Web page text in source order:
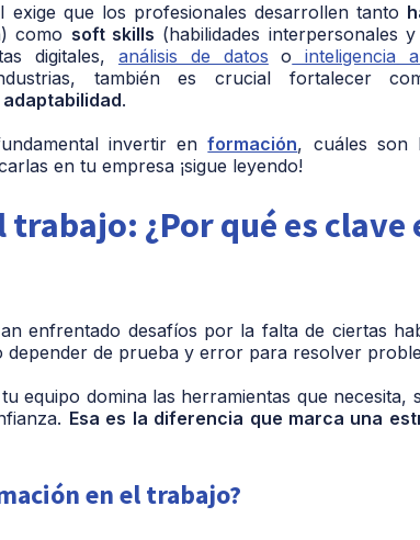
que los profesionales desarrollen tanto
como soft skills (habilidades interpersonales
digitales, análisis de datos o inteligencia
también es crucial fortalecer
.
invertir enformación, cuáles son
en tu empresa ¡sigue leyendo!
¿Por qué es clave
enfrentado desafíos por la falta de ciertas
de prueba y error para resolver
tu equipo domina las herramientas que necesita,
Esa es la diferencia que marca una
en el trabajo?